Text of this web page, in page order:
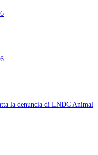
la denuncia di LNDC Animal